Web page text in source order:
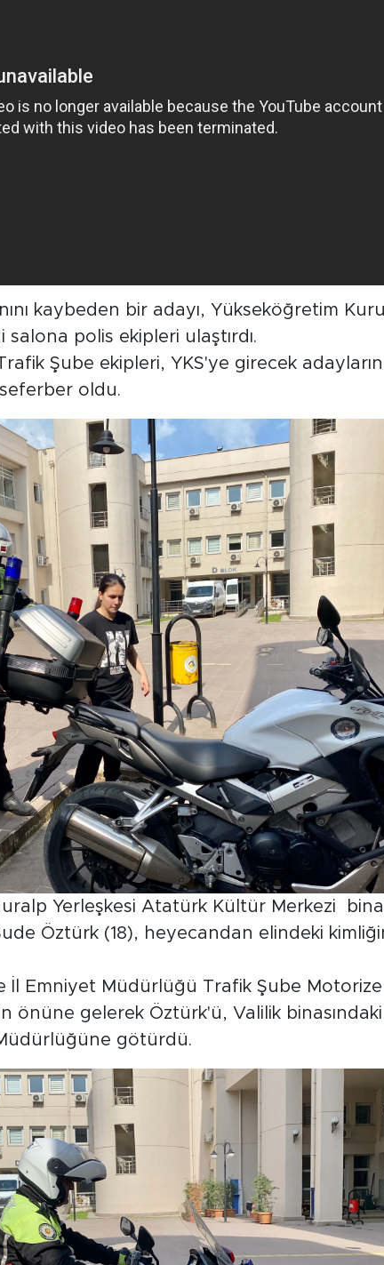
kaybeden bir adayı, Yükseköğretim
salona polis ekipleri ulaştırdı.
Şube ekipleri, YKS'ye girecek adayların
oldu.
Yerleşkesi Atatürk Kültür Merkezi
Öztürk (18), heyecandan elindeki
İl Emniyet Müdürlüğü Trafik Şube Motorize
önüne gelerek Öztürk'ü, Valilik binasındaki
götürdü.